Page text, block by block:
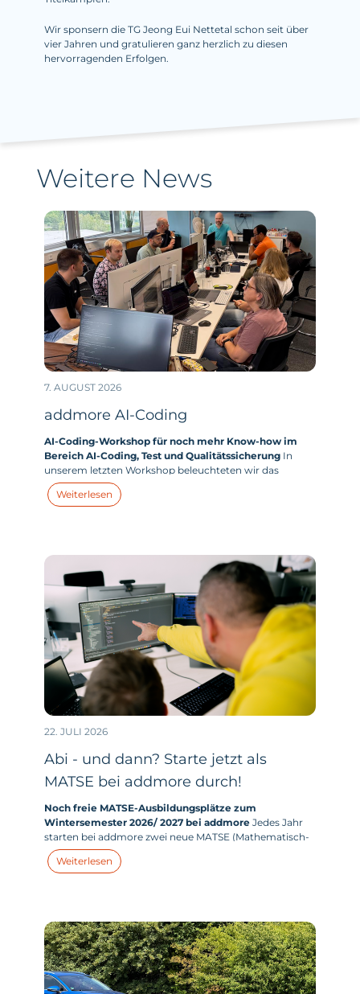
Wir sponsern die TG Jeong Eui Nettetal schon seit über
vier Jahren und gratulieren ganz herzlich zu diesen
hervorragenden Erfolgen.
Weitere News
7. AUGUST 2026
addmore AI-Coding
AI-Coding-Workshop für noch mehr Know-how im
Bereich AI-Coding, Test und QualitätssicherungIn
unserem letzten Workshop beleuchteten wir das
zentrale Thema „AI-Coding“. Wie sehen unsere aktuellen
Use Cases im Bereich AI-Coding aus? Und wie können
Weiterlesen
22. JULI 2026
Abi - und dann? Starte jetzt als
MATSE bei addmore durch!
Noch freie MATSE-Ausbildungsplätze zum
Wintersemester 2026/ 2027 bei addmoreJedes Jahr
starten bei addmore zwei neue MATSE (Mathematisch-
technischer-Softwareentwickler:in) in ihr duales
Studium. Und dieses Jahr haben wir zum
Weiterlesen